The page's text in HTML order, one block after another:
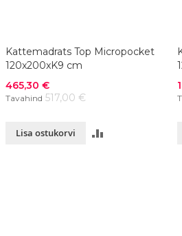
Kattemadrats Top Micropocket
120x200xK9 cm
Soodushind
465,30 €
Tavahind 517,00 €
Lisa ostukorvi